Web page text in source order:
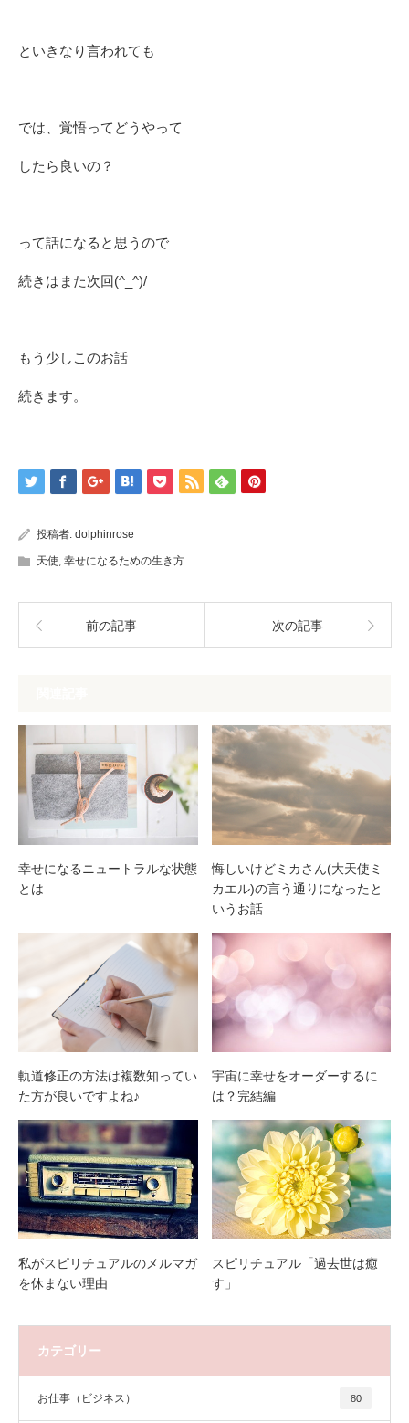
といきなり言われても
では、覚悟ってどうやって
したら良いの？
って話になると思うので
続きはまた次回(^_^)/
もう少しこのお話
続きます。
投稿者: dolphinrose
天使, 幸せになるための生き方
前の記事 次の記事
幸せになるニュートラルな状態
とは
悔しいけどミカさん(大天使ミ
カエル)の言う通りになったと
いうお話
軌道修正の方法は複数知ってい
た方が良いですよね♪
宇宙に幸せをオーダーするに
は？完結編
私がスピリチュアルのメルマガ
を休まない理由
スピリチュアル「過去世は癒
す」
カテゴリー
お仕事（ビジネス） 80